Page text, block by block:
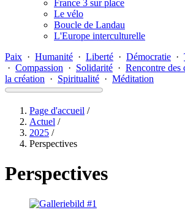
France 3 sur place
Le vélo
Boucle de Landau
L'Europe interculturelle
Paix · Humanité · Liberté · Démocratie ·
· Compassion · Solidarité · Rencontre des
la création · Spiritualité · Méditation
Page d'accueil /
Actuel /
2025 /
Perspectives
Perspectives